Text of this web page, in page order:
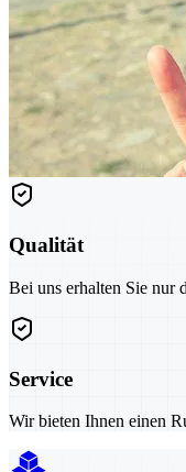
Qualität
Bei uns erhalten Sie nur
Service
Wir bieten Ihnen einen